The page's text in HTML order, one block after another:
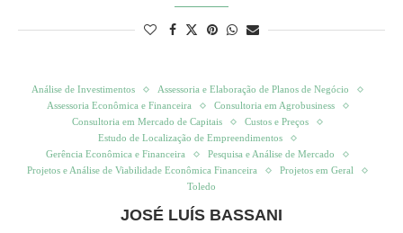
Análise de Investimentos
Assessoria e Elaboração de Planos de Negócio
Assessoria Econômica e Financeira
Consultoria em Agrobusiness
Consultoria em Mercado de Capitais
Custos e Preços
Estudo de Localização de Empreendimentos
Gerência Econômica e Financeira
Pesquisa e Análise de Mercado
Projetos e Análise de Viabilidade Econômica Financeira
Projetos em Geral
Toledo
JOSÉ LUÍS BASSANI